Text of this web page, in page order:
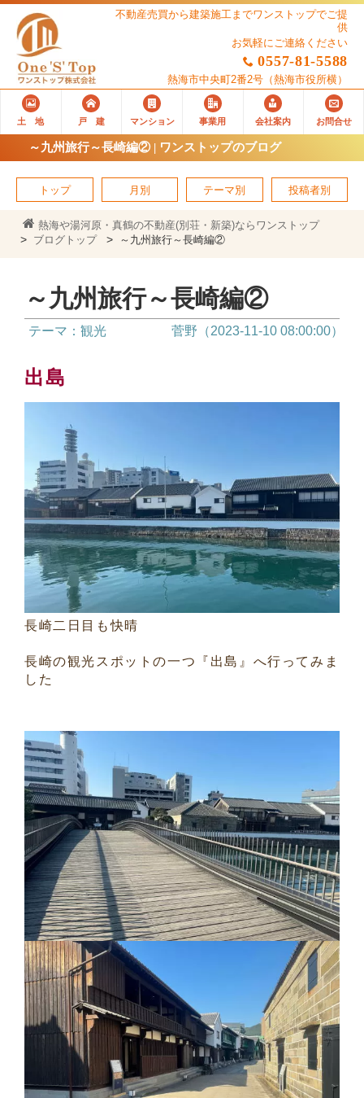
不動産売買から建築施工までワンストップでご提
供
お気軽にご連絡ください
0557-81-5588
熱海市中央町2番2号 （熱海市役所横）
土 地 戸 建 マンション 事業用 会社案内 お問合せ
～九州旅行～長崎編② | ワンストップのブログ
トップ 月別 テーマ別 投稿者別
熱海や湯河原・真鶴の不動産(別荘・新築)ならワンストップ
ブログトップ
～九州旅行～長崎編②
～九州旅行～長崎編②
テーマ：観光 菅野（2023-11-10 08:00:00）
出島
長崎二日目も快晴
長崎の観光スポットの一つ『出島』へ行ってみま
した